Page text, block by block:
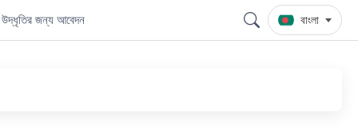
উদ্ধৃতির জন্য আবেদন বাংলা